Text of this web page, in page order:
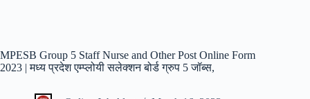
MPESB Group 5 Staff Nurse and Other Post Online Form
2023 | मध्य प्रदेश एम्प्लोयी सलेक्शन बोर्ड ग्रुप 5 जॉब्स,